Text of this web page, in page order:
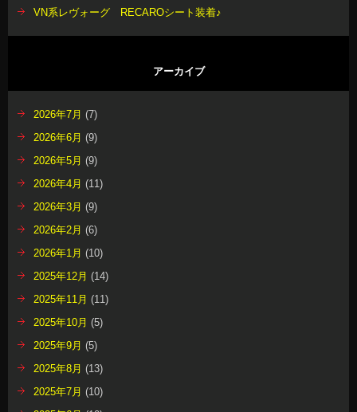
VN系レヴォーグ RECAROシート装着♪
アーカイブ
2026年7月 (7)
2026年6月 (9)
2026年5月 (9)
2026年4月 (11)
2026年3月 (9)
2026年2月 (6)
2026年1月 (10)
2025年12月 (14)
2025年11月 (11)
2025年10月 (5)
2025年9月 (5)
2025年8月 (13)
2025年7月 (10)